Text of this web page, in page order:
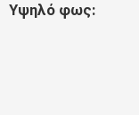
Υψηλό φως: